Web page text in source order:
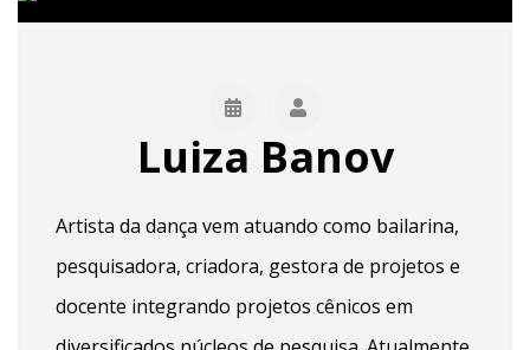
Luiza Banov
Artista da dança vem atuando como bailarina,
pesquisadora, criadora, gestora de projetos e
docente integrando projetos cênicos em